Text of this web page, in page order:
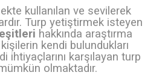
kullanılan ve sevilerek
Turp yetiştirmek isteyen
hakkında araştırma
kendi bulundukları
ihtiyaçlarını karşılayan turp
olmaktadır.